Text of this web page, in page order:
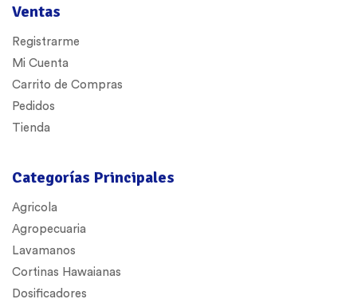
Ventas
Registrarme
Mi Cuenta
Carrito de Compras
Pedidos
Tienda
Categorías Principales
Agricola
Agropecuaria
Lavamanos
Cortinas Hawaianas
Dosificadores